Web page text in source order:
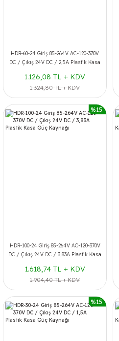
HDR-60-24 Giriş 85-264V AC-120-370V
DC / Çıkış 24V DC / 2,5A Plastik Kasa
1.126,08 TL + KDV
1.324,80 TL + KDV
%15
HDR-100-24 Giriş 85-264V AC-120-370V
DC / Çıkış 24V DC / 3,83A Plastik Kasa
1.618,74 TL + KDV
1.904,40 TL + KDV
%15